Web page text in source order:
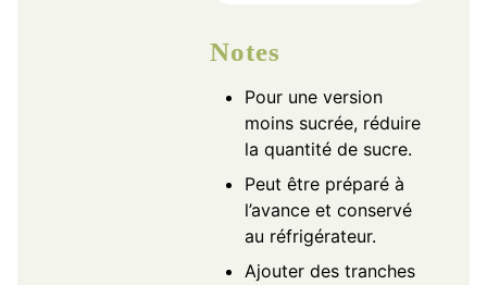
Notes
Pour une version
moins sucrée, réduire
la quantité de sucre.
Peut être préparé à
l’avance et conservé
au réfrigérateur.
Ajouter des tranches